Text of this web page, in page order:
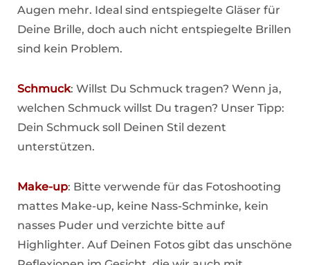
Augen mehr. Ideal sind entspiegelte Gläser für
Deine Brille, doch auch nicht entspiegelte Brillen
sind kein Problem.
Schmuck: Willst Du Schmuck tragen? Wenn ja,
welchen Schmuck willst Du tragen? Unser Tipp:
Dein Schmuck soll Deinen Stil dezent
unterstützen.
Make-up: Bitte verwende für das Fotoshooting
mattes Make-up, keine Nass-Schminke, kein
nasses Puder und verzichte bitte auf
Highlighter. Auf Deinen Fotos gibt das unschöne